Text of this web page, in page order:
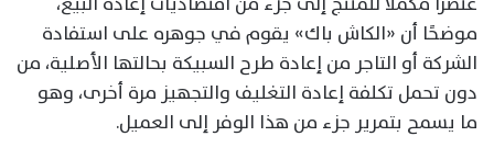
موضحًا أن «الكاش باك» يقوم في جوهره على استفادة
الشركة أو التاجر من إعادة طرح السبيكة بحالتها الأصلية، من
دون تحمل تكلفة إعادة التغليف والتجهيز مرة أخرى، وهو
ما يسمح بتمرير جزء من هذا الوفر إلى العميل.